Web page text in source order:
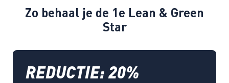
Zo behaal je de 1e Lean & Green
Star
REDUCTIE: 20%